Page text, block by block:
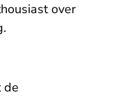
over
de